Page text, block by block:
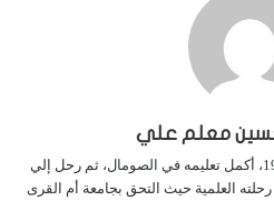
معلم علي
من مواليد مدينة مقديشو عام 1964، أكمل تعليمه في الصومال، ثم رحل إلي
العلمية حيث التحق بجامعة أم القرى